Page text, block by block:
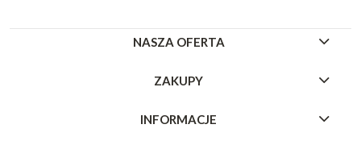
NASZA OFERTA
ZAKUPY
INFORMACJE